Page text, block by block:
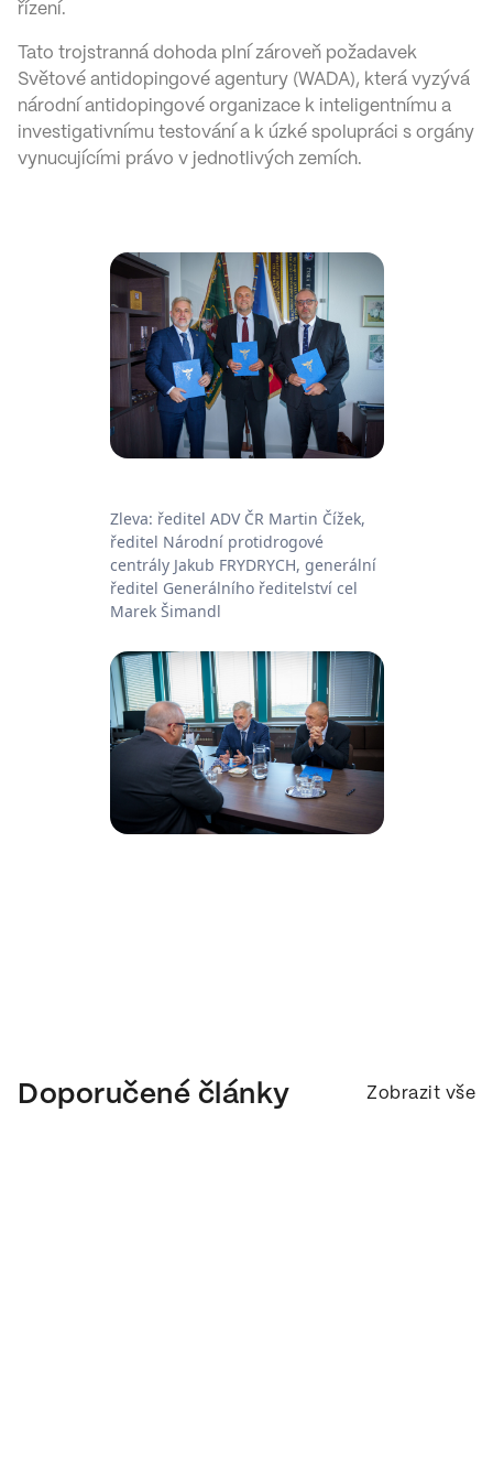
řízení.
Tato trojstranná dohoda plní zároveň požadavek
Světové antidopingové agentury (WADA), která vyzývá
národní antidopingové organizace k inteligentnímu a
investigativnímu testování a k úzké spolupráci s orgány
vynucujícími právo v jednotlivých zemích.
Zleva: ředitel ADV ČR Martin Čížek,
ředitel Národní protidrogové
centrály Jakub FRYDRYCH, generální
ředitel Generálního ředitelství cel
Marek Šimandl
Doporučené články Zobrazit vše